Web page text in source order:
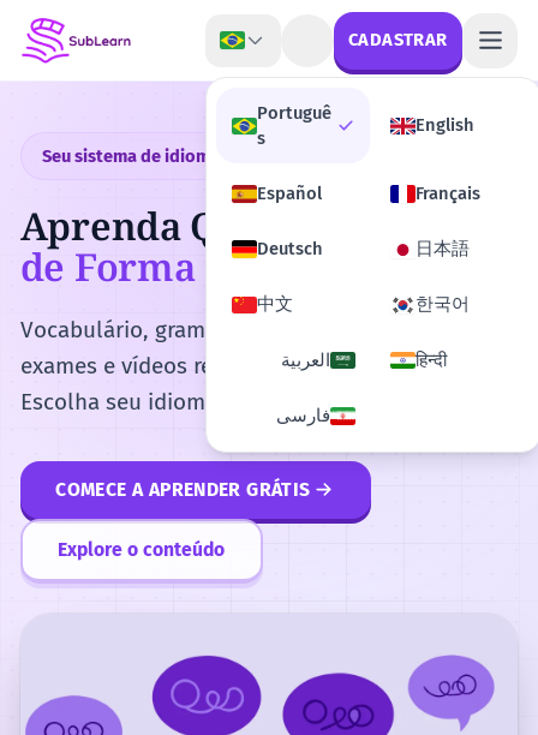
Pular pro conteúdo
Portuguê
s
English
Español Français
Deutsch 日本語
中文 한국어
العربية हिन्दी
فارسی
CADASTRAR
Seu sistema de idiomas tudo-em-um
Aprenda Qualquer Idioma
de Forma Inteligente
Vocabulário, gramática, frases, preparação para
exames e vídeos reais — tudo em um só lugar.
Escolha seu idioma e comece a evoluir hoje.
COMECE A APRENDER GRÁTIS
Explore o conteúdo